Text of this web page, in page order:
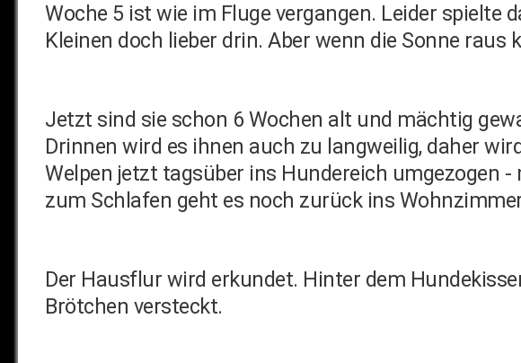
Woche 5 ist wie im Fluge vergangen. Leider
Kleinen doch lieber drin. Aber wenn die Sonne raus
Jetzt sind sie schon 6 Wochen alt und mächtig
Drinnen wird es ihnen auch zu langweilig, daher
Welpen jetzt tagsüber ins Hundereich umgezogen
zum Schlafen geht es noch zurück ins
Der Hausflur wird erkundet. Hinter dem
Brötchen versteckt.